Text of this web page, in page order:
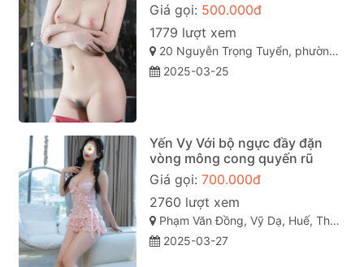
Giá gọi: 500.000đ
1779 lượt xem
20 Nguyễn Trọng Tuyển, phường 15, Phú Nhuận, Thành phố Hồ Chí Minh
2025-03-25
Yến Vy Với bộ ngực đầy đặn
vòng mông cong quyến rũ
Giá gọi: 700.000đ
2760 lượt xem
Phạm Văn Đồng, Vỹ Dạ, Huế, Thừa Thiên Huế
2025-03-27